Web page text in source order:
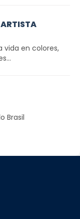
vida en colores,
Brasil